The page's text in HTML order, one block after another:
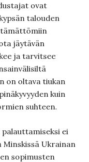
ovat
talouden
jäytävän
ja tarvitsee
on oltava tiukan
kuin
suhteen.
ei
Minskissä Ukrainan
sopimusten